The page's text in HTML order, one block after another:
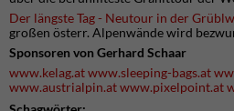
Der längste Tag - Neutour in der
großen österr. Alpenwände wird
Sponsoren von Gerhard Schaar
www.kelag.atwww.sleeping-bags.at
www.austrialpin.atwww.pixelpoint.at